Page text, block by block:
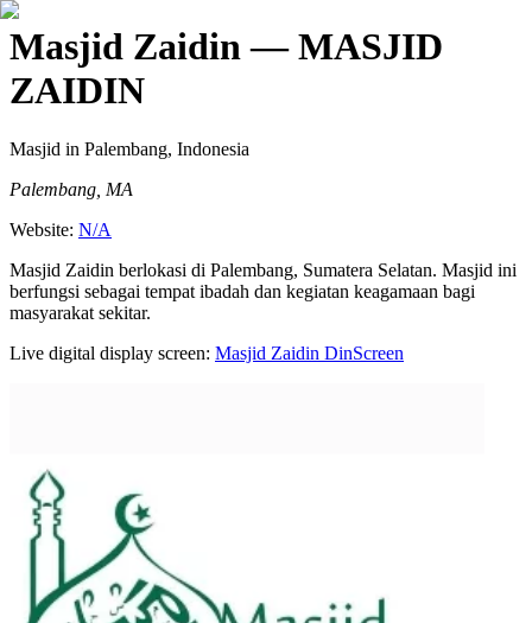
Masjid Zaidin— MASJID
ZAIDIN
Masjid in Palembang, Indonesia
Palembang, MA
Website: N/A
Masjid Zaidin berlokasi di Palembang, Sumatera Selatan. Masjid ini
berfungsi sebagai tempat ibadah dan kegiatan keagamaan bagi
masyarakat sekitar.
Live digital display screen: Masjid Zaidin DinScreen